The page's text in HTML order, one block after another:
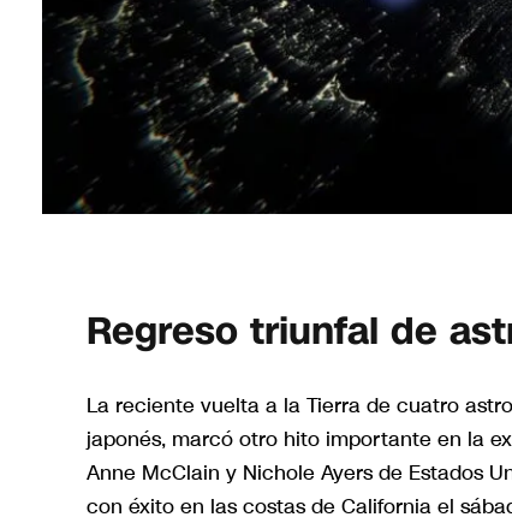
Regreso triunfal de
La reciente vuelta a la Tierra de cuatro
japonés, marcó otro hito importante en la
Anne McClain y Nichole Ayers de Estados
con éxito en las costas de California el